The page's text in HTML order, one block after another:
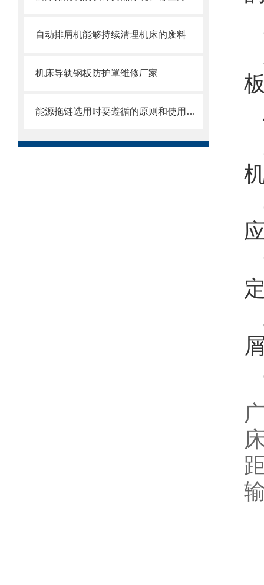
自动排屑机能够持续清理机床的废料
机床导轨钢板防护罩维修厂家
能源拖链选用时要遵循的原则和使用时需注意的事项